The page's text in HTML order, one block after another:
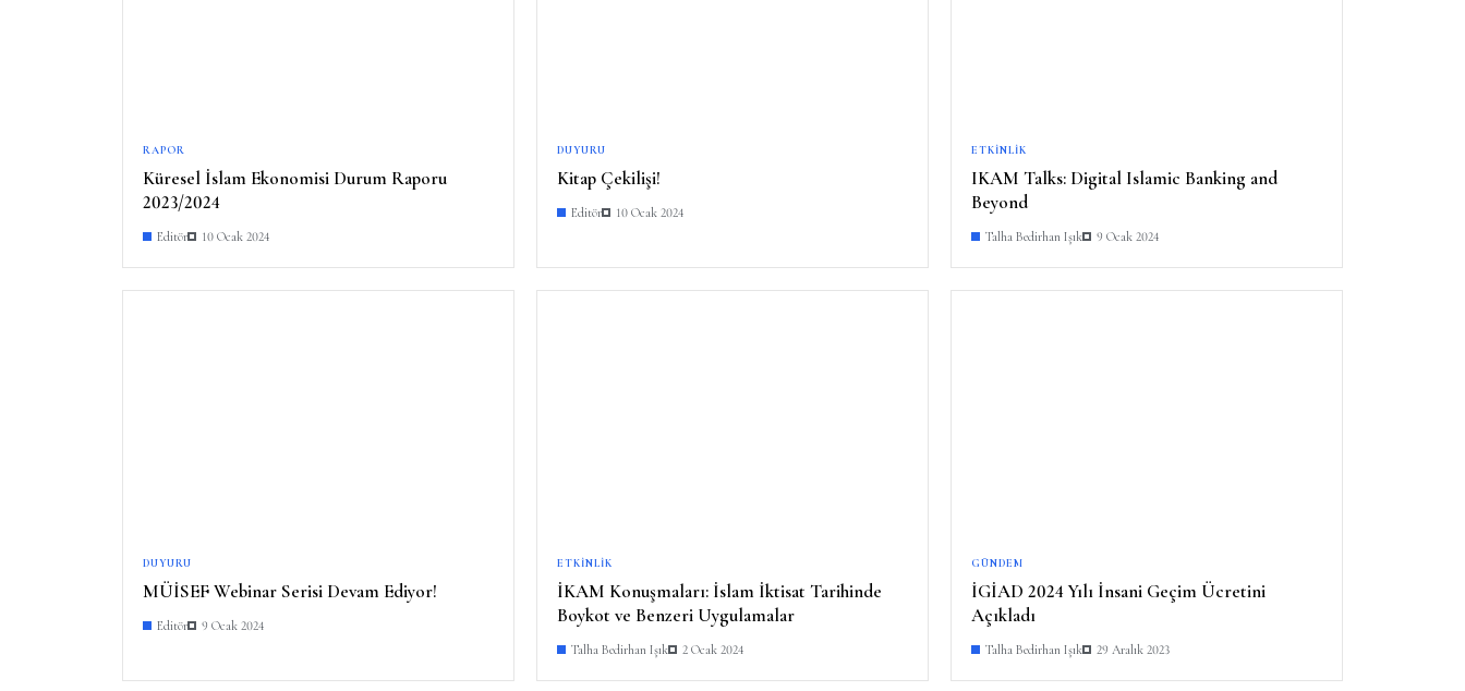
RAPOR
Küresel İslam Ekonomisi Durum Raporu
2023/2024
Editör 10 Ocak 2024
DUYURU
Kitap Çekilişi!
Editör 10 Ocak 2024
ETKINLIK
IKAM Talks: Digital Islamic Banking and
Beyond
Talha Bedirhan Işık 9 Ocak 2024
DUYURU
MÜİSEF Webinar Serisi Devam Ediyor!
Editör 9 Ocak 2024
ETKINLIK
İKAM Konuşmaları: İslam İktisat Tarihinde
Boykot ve Benzeri Uygulamalar
Talha Bedirhan Işık 2 Ocak 2024
GÜNDEM
İGİAD 2024 Yılı İnsani Geçim Ücretini
Açıkladı
Talha Bedirhan Işık 29 Aralık 2023